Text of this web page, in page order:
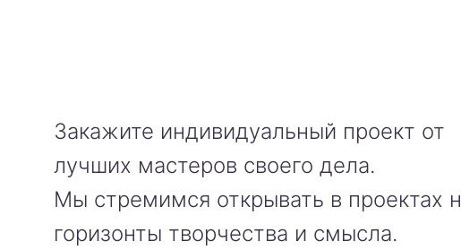
Закажите индивидуальный проект от
лучших мастеров своего дела.
Мы стремимся открывать в проектах
горизонты творчества и смысла.